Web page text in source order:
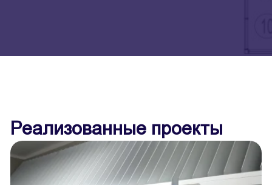
Реализованные проекты